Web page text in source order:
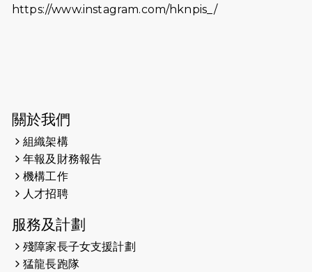
2025-06-06
《為你喝采陳百強歌迷會》慷慨贊助
38張門票欣賞香港中樂團 X 陳百強 —
2025-03-21
2025-02-20
2025-02-06
馬拉松與猛龍國際共融大使Lukas
https://www.instagram.com/hknpis_/
關於我們
組織架構
年報及財務報告
機構工作
人才招聘
服務及計劃
殘障家長子女支援計劃
猛龍長跑隊